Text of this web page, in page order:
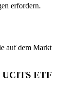
erfordern.
auf dem Markt
UCITS ETF